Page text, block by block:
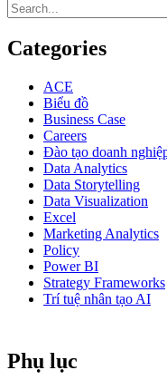
Categories
ACE
Biểu đồ
Business Case
Careers
Đào tạo doanh
Data Analytics
Data Storytelling
Data Visualization
Excel
Marketing Analytics
Policy
Power BI
Strategy Frameworks
Trí tuệ nhân tạo AI
Phụ lục